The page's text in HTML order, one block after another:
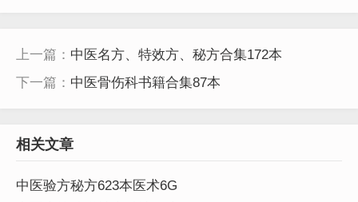
上一篇： 中医名方、特效方、秘方合集172本
下一篇： 中医骨伤科书籍合集87本
相关文章
中医验方秘方623本医术6G